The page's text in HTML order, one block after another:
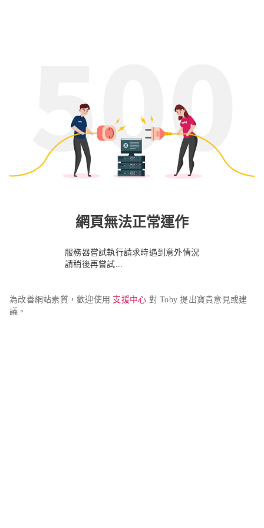
網頁無法正常運作
服務器嘗試執行請求時遇到意外情況
請稍後再嘗試...
為改善網站素質，歡迎使用 支援中心 對 Toby 提出寶貴意見或建
議。